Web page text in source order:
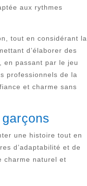
aux rythmes
tout en considérant la
d’élaborer des
en passant par le jeu
professionnels de la
et charme sans
une histoire tout en
d’adaptabilité et de
charme naturel et